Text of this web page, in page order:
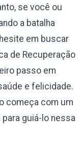
se você ou
a batalha
em buscar
de Recuperação
passo em
e felicidade.
começa com um
guiá-lo nessa